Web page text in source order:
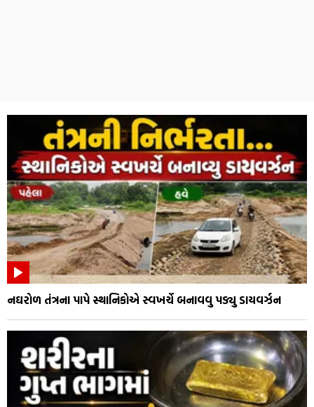
નઘરોળ તંત્રના પાપે સ્થાનિકોએ સ્વખર્ચે બનાવવુ પડ્યુ ડાયવર્ઝન